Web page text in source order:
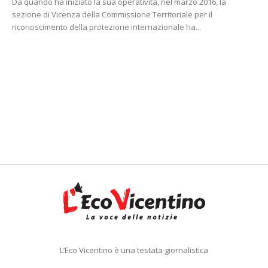
sezione di Vicenza della Commissione Territoriale per il
riconoscimento della protezione internazionale ha...
L’Eco Vicentino è una testata giornalistica